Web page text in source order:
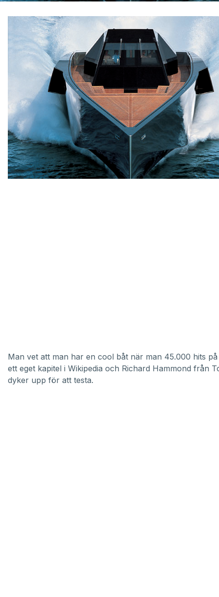
Man vet att man har en cool båt när man 45.000 hits
ett eget kapitel i Wikipedia och Richard Hammond från
dyker upp för att testa.